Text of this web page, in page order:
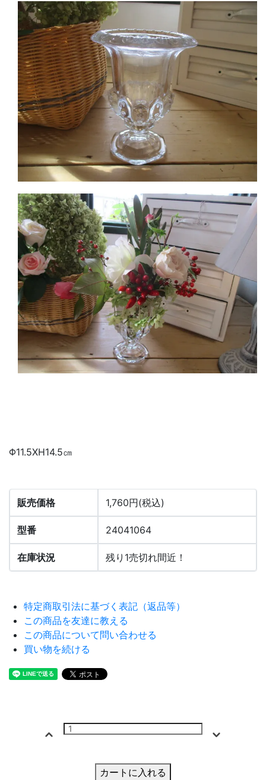
Φ11.5XH14.5㎝
販売価格 1,760円(税込)
型番 24041064
在庫状況 残り1売切れ間近！
特定商取引法に基づく表記（返品等）
この商品を友達に教える
この商品について問い合わせる
買い物を続ける
カートに入れる